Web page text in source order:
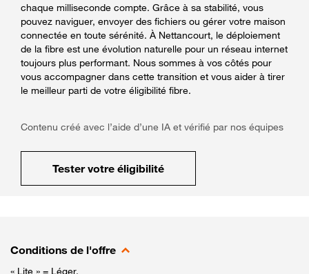
chaque milliseconde compte. Grâce à sa stabilité, vous
pouvez naviguer, envoyer des fichiers ou gérer votre maison
connectée en toute sérénité. À Nettancourt, le déploiement
de la fibre est une évolution naturelle pour un réseau internet
toujours plus performant. Nous sommes à vos côtés pour
vous accompagner dans cette transition et vous aider à tirer
le meilleur parti de votre éligibilité fibre.
Contenu créé avec l’aide d’une IA et vérifié par nos équipes
Tester votre éligibilité
Conditions de l'offre
« Lite » = Léger.